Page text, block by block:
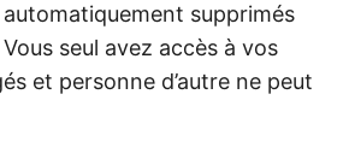
supprimés
seul avez accès à vos
et personne d’autre ne peut